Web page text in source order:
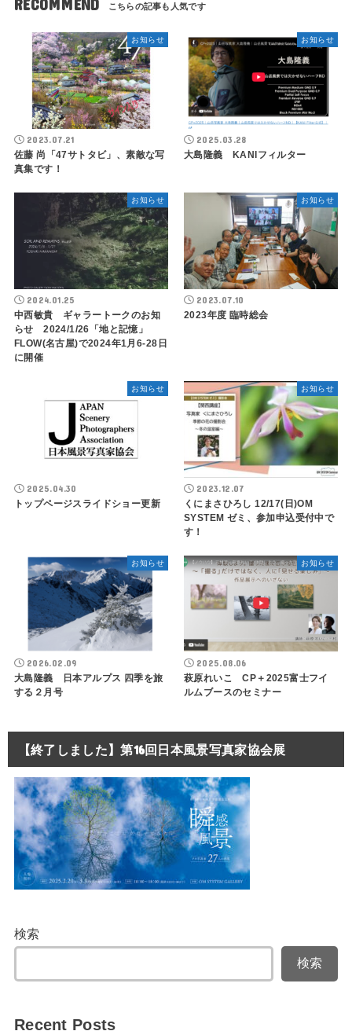
RECOMMEND
お知らせ
2023.07.21
佐藤 尚「47サトタビ」、素敵な写
真集です！
お知らせ
2025.03.28
大島隆義 KANIフィルター
お知らせ
2024.01.25
中西敏貴 ギャラートークのお知
らせ 2024/1/26「地と記憶」
FLOW(名古屋)で2024年1月6-28日
に開催
お知らせ
2023.07.10
2023年度 臨時総会
お知らせ
2025.04.30
トップページスライドショー更新
お知らせ
2023.12.07
くにまさひろし 12/17(日)OM
SYSTEM ゼミ、参加申込受付中で
す！
お知らせ
2026.02.09
大島隆義 日本アルプス 四季を旅
する２月号
お知らせ
2025.08.06
萩原れいこ CP＋2025富士フイ
ルムブースのセミナー
【終了しました】第16回日本風景写真家協会展
検索
検索
Recent Posts